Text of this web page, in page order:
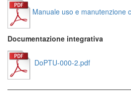
Manuale uso e manutenzione
Documentazione integrativa
DoPTU-000-2.pdf